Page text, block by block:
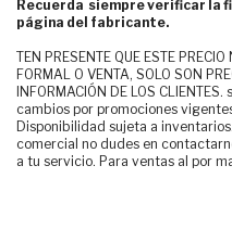
Recuerda siempre verificar la
página del fabricante.
TEN PRESENTE QUE ESTE
FORMAL O VENTA, SOLO SON
INFORMACIÓN DE LOS
cambios por promociones
Disponibilidad sujeta a
comercial no dudes en
a tu servicio. Para ventas al por